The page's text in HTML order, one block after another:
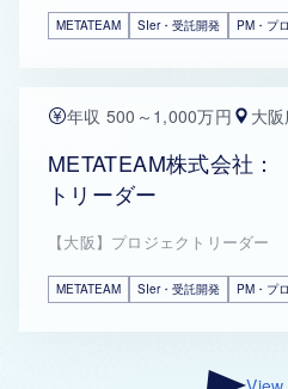
METATEAM SIer・受託開発 PM・プ
年収 500～1,000万円 大
METATEAM株式会社：
トリーダー
【大阪】プロジェクトリーダー
METATEAM SIer・受託開発 PM・プ